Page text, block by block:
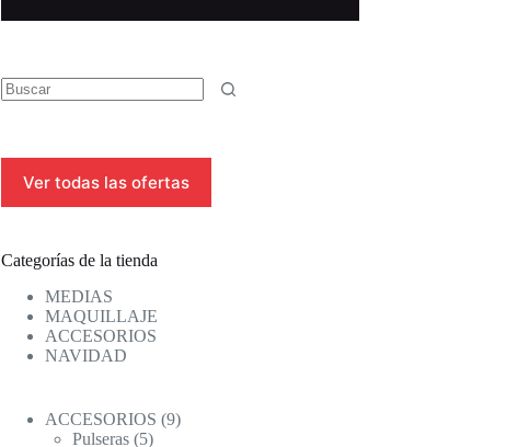
Ver todas las ofertas
Categorías de la tienda
MEDIAS
MAQUILLAJE
ACCESORIOS
NAVIDAD
ACCESORIOS 99
Pulseras 55